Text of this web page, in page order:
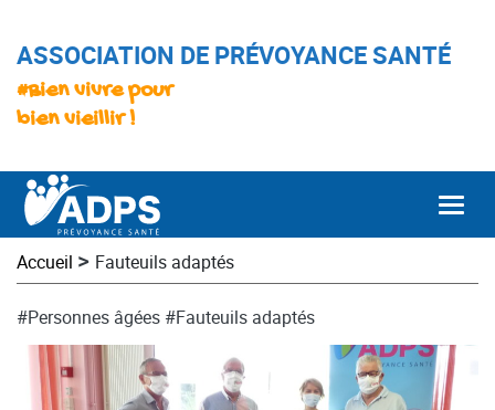
ASSOCIATION DE PRÉVOYANCE SANTÉ
#Bien vivre pour
bien vieillir !
Accueil > Fauteuils adaptés
#Personnes âgées #Fauteuils adaptés